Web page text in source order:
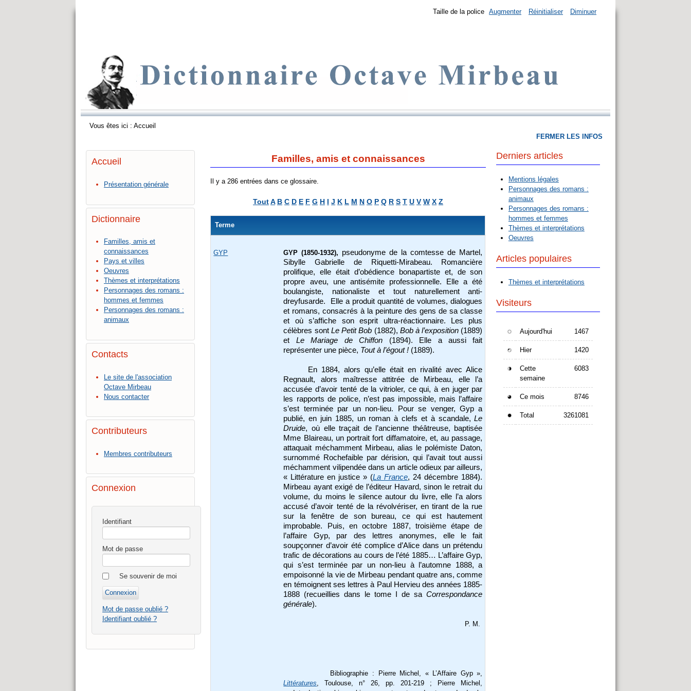
Taille de la police Augmenter Réinitialiser Diminuer
Vous êtes ici : Accueil
Accueil
Présentation générale
Dictionnaire
Familles, amis et
connaissances
Pays et villes
Oeuvres
Thèmes et interprétations
Personnages des romans :
hommes et femmes
Personnages des romans :
animaux
Contacts
Le site de l'association
Octave Mirbeau
Nous contacter
Contributeurs
Membres contributeurs
Connexion
Identifiant
Mot de passe
Se souvenir de moi
Mot de passe oublié ?
Identifiant oublié ?
Familles, amis et connaissances
Il y a 286 entrées dans ce glossaire.
ToutA B C D E F G H I J K L M N O P Q R S T U V W X Z
Terme
GYP GYP (1850-1932), pseudonyme de la comtesse de Martel,
Sibylle Gabrielle de Riquetti-Mirabeau. Romancière
prolifique, elle était d’obédience bonapartiste et, de son
propre aveu, une antisémite professionnelle. Elle a été
boulangiste, nationaliste et tout naturellement anti-
dreyfusarde. Elle a produit quantité de volumes, dialogues
et romans, consacrés à la peinture des gens de sa classe
et où s’affiche son esprit ultra-réactionnaire. Les plus
célèbres sont Le Petit Bob (1882), Bob à l’exposition (1889)
et Le Mariage de Chiffon (1894). Elle a aussi fait
représenter une pièce, Tout à l’égout ! (1889).
En 1884, alors qu’elle était en rivalité avec Alice
Regnault, alors maîtresse attitrée de Mirbeau, elle l’a
accusée d’avoir tenté de la vitrioler, ce qui, à en juger par
les rapports de police, n’est pas impossible, mais l’affaire
s’est terminée par un non-lieu. Pour se venger, Gyp a
publié, en juin 1885, un roman à clefs et à scandale,Le
Druide, où elle traçait de l’ancienne théâtreuse, baptisée
Mme Blaireau, un portrait fort diffamatoire, et, au passage,
attaquait méchamment Mirbeau, alias le polémiste Daton,
surnommé Rochefaible par dérision, qui l’avait tout aussi
méchamment vilipendée dans un article odieux par ailleurs,
« Littérature en justice » (La France, 24 décembre 1884).
Mirbeau ayant exigé de l’éditeur Havard, sinon le retrait du
volume, du moins le silence autour du livre, elle l’a alors
accusé d’avoir tenté de la révolvériser, en tirant de la rue
sur la fenêtre de son bureau, ce qui est hautement
improbable. Puis, en octobre 1887, troisième étape de
l’affaire Gyp, par des lettres anonymes, elle le fait
soupçonner d’avoir été complice d’Alice dans un prétendu
trafic de décorations au cours de l’été 1885… L’affaire Gyp,
qui s’est terminée par un non-lieu à l’automne 1888, a
empoisonné la vie de Mirbeau pendant quatre ans, comme
en témoignent ses lettres à Paul Hervieu des années 1885-
1888 (recueillies dans le tome I de saCorrespondance
générale).
P. M.
Bibliographie : Pierre Michel, « L’Affaire Gyp »,
Littératures , Toulouse, n° 26, pp. 201-219 ; Pierre Michel,
FERMER LES INFOS
Derniers articles
Mentions légales
Personnages des romans :
animaux
Personnages des romans :
hommes et femmes
Thèmes et interprétations
Oeuvres
Articles populaires
Thèmes et interprétations
Visiteurs
Aujourd'hui 1467
Hier 1420
Cette
semaine
6083
Ce mois 8746
Total 3261081